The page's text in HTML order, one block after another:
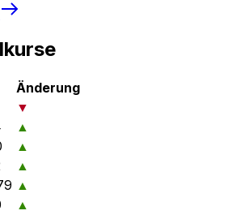
Änderung
▼
▲
▲
▲
▲
▲